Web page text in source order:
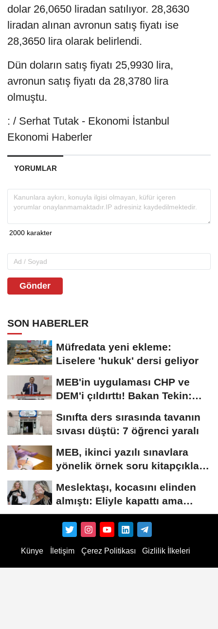
dolar 26,0650 liradan satılıyor. 28,3630
liradan alınan avronun satış fiyatı ise
28,3650 lira olarak belirlendi.
Dün doların satış fiyatı 25,9930 lira,
avronun satış fiyatı da 28,3780 lira
olmuştu.
: / Serhat Tutak - Ekonomi İstanbul
Ekonomi Haberler
YORUMLAR
Gönder
SON HABERLER
Müfredata yeni ekleme:
Liselere 'hukuk' dersi geliyor
MEB'in uygulaması CHP ve
DEM'i çıldırttı! Bakan Tekin:
Sınıfta ders sırasında tavanın
sıvası düştü: 7 öğrenci yaralı
MEB, ikinci yazılı sınavlara
yönelik örnek soru kitapçıkları
Meslektaşı, kocasını elinden
almıştı: Eliyle kapattı ama
herkes...
Künye İletişim Çerez Politikası Gizlilik İlkeleri